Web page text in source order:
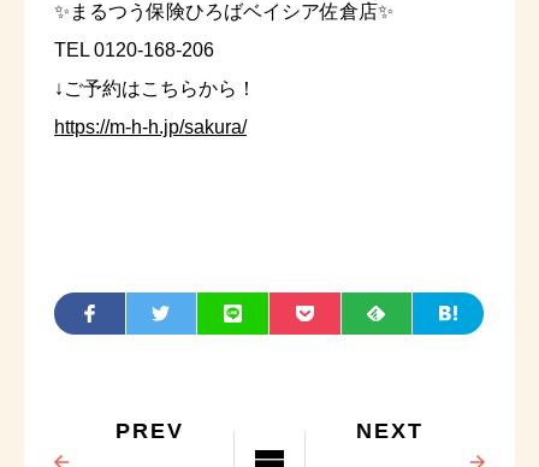
✨まるつう保険ひろばベイシア佐倉店✨
TEL 0120-168-206
↓ご予約はこちらから！
https://m-h-h.jp/sakura/
PREV NEXT